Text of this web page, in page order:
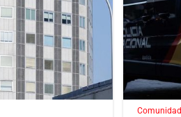
Comunidad